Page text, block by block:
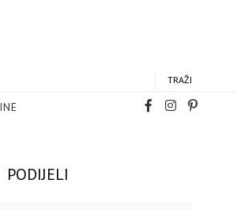
TRAŽI
PODIJELI